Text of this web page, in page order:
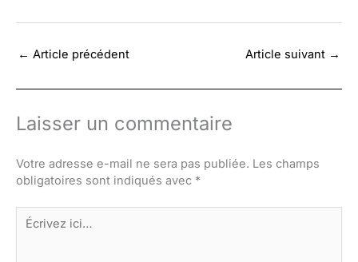
← Article précédent Article suivant →
Laisser un commentaire
Votre adresse e-mail ne sera pas publiée. Les champs
obligatoires sont indiqués avec *
Écrivez
ici…